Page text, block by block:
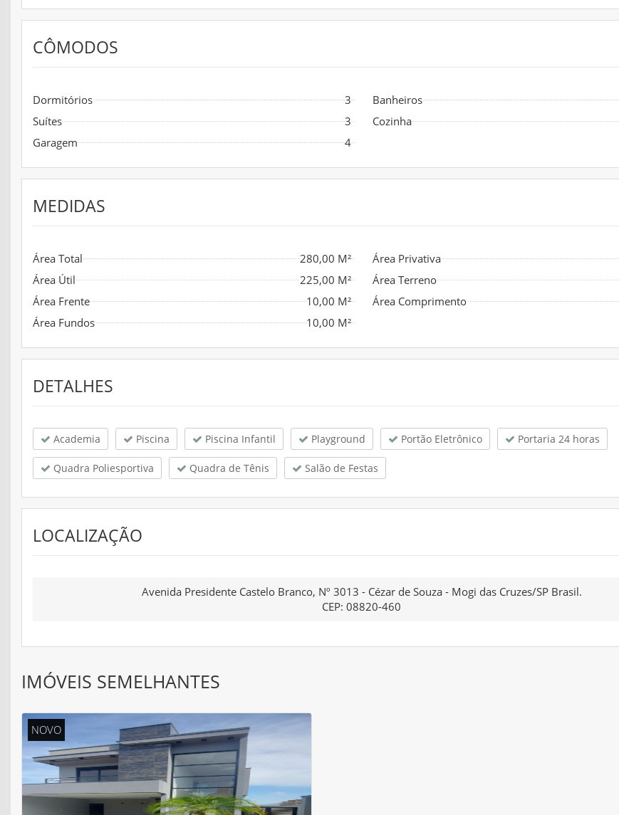
CÔMODOS
Dormitórios 3 Banheiros
Suítes
3 Cozinha
Garagem
4
MEDIDAS
Área Total 280,00 M² Área Privativa
Área Útil
225,00 M² Área Terreno
Área Frente
10,00 M² Área Comprimento
Área Fundos
10,00 M²
DETALHES
Academia Piscina Piscina Infantil Playground Portão Eletrônico Portaria 24 horas
Quadra Poliesportiva Quadra de Tênis Salão de Festas
LOCALIZAÇÃO
Avenida Presidente Castelo Branco, Nº 3013 - Cézar de Souza - Mogi das Cruzes/SP Brasil.
CEP: 08820-460
IMÓVEIS SEMELHANTES
NOVO